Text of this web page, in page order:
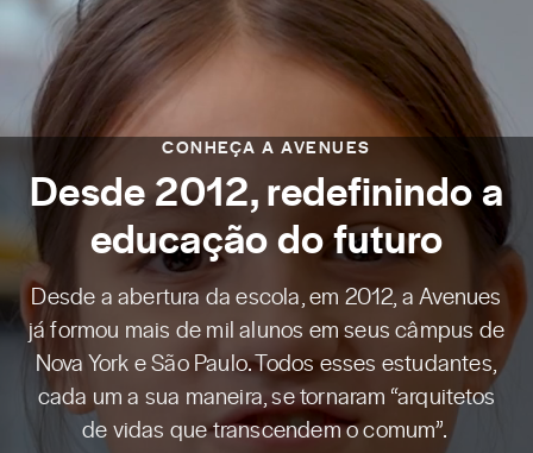
CONHEÇA A AVENUES
Desde 2012, redefinindo a
educação do futuro
Desde a abertura da escola, em 2012, a Avenues
já formou mais de mil alunos em seus câmpus de
Nova York e São Paulo. Todos esses estudantes,
cada um a sua maneira, se tornaram “arquitetos
de vidas que transcendem o comum”.